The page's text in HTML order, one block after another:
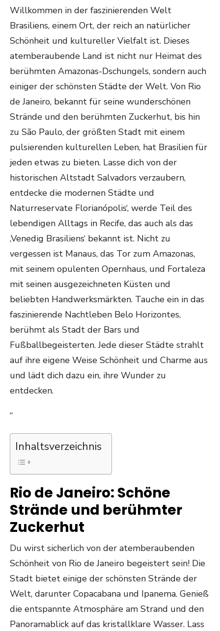
Willkommen in der faszinierenden Welt
Brasiliens, einem Ort, der reich an natürlicher
Schönheit und kultureller Vielfalt ist. Dieses
atemberaubende Land ist nicht nur Heimat des
berühmten Amazonas-Dschungels, sondern auch
einiger der schönsten Städte der Welt. Von Rio
de Janeiro, bekannt für seine wunderschönen
Strände und den berühmten Zuckerhut, bis hin
zu São Paulo, der größten Stadt mit einem
pulsierenden kulturellen Leben, hat Brasilien für
jeden etwas zu bieten. Lasse dich von der
historischen Altstadt Salvadors verzaubern,
entdecke die modernen Städte und
Naturreservate Florianópolis‘, werde Teil des
lebendigen Alltags in Recife, das auch als das
‚Venedig Brasiliens‘ bekannt ist. Nicht zu
vergessen ist Manaus, das Tor zum Amazonas,
mit seinem opulenten Opernhaus, und Fortaleza
mit seinen ausgezeichneten Küsten und
beliebten Handwerksmärkten. Tauche ein in das
faszinierende Nachtleben Belo Horizontes,
berühmt als Stadt der Bars und
Fußballbegeisterten. Jede dieser Städte strahlt
auf ihre eigene Weise Schönheit und Charme aus
und lädt dich dazu ein, ihre Wunder zu
entdecken.
“
Inhaltsverzeichnis
Rio de Janeiro: Schöne
Strände und berühmter
Zuckerhut
Du wirst sicherlich von der atemberaubenden
Schönheit von Rio de Janeiro begeistert sein! Die
Stadt bietet einige der schönsten Strände der
Welt, darunter Copacabana und Ipanema. Genieß
die entspannte Atmosphäre am Strand und den
Panoramablick auf das kristallklare Wasser. Lass